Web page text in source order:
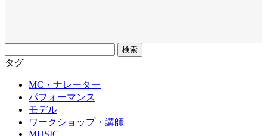
リ
タグ
MC・ナレーター
パフォーマンス
モデル
ワークショップ・講師
MUSIC